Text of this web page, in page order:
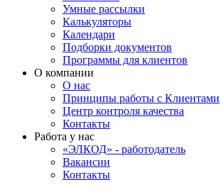
Умные рассылки
Калькуляторы
Календари
Подборки документов
Программы для клиентов
О компании
О нас
Принципы работы с Клиентами
Центр контроля качества
Контакты
Работа у нас
«ЭЛКОД» - работодатель
Вакансии
Контакты